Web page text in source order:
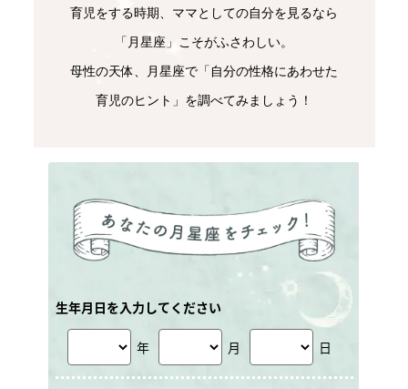
育児をする時期、ママとしての自分を見るなら
「月星座」こそがふさわしい。
母性の天体、月星座で「自分の性格にあわせた
育児のヒント」を調べてみましょう！
生年月日を入力してください
年 月 日